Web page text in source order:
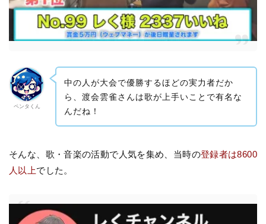
ペンタくん
中の人が大会で優勝するほどの実力者だか
ら、渡会雲雀さんは歌が上手いことで有名な
んだね！
そんな、歌・音楽の活動で人気を集め、当時の登録者は8600
人以上でした。